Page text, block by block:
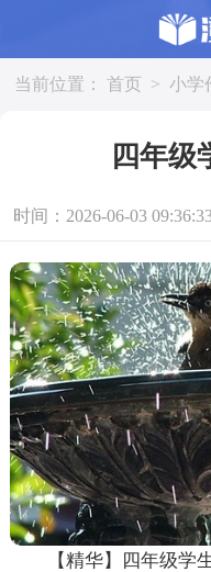
当前位置： 首页 > 小学
四年级
时间：2026-06-03
【精华】四年级学